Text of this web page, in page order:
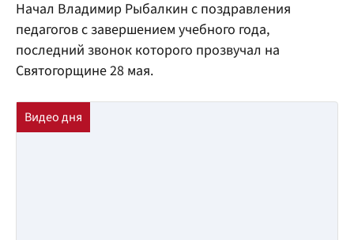
Начал Владимир Рыбалкин с поздравления
педагогов с завершением учебного года,
последний звонок которого прозвучал на
Святогорщине 28 мая.